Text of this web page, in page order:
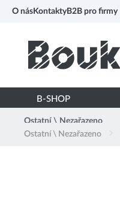
O nás Kontakty B2B pro firmy
B-SHOP
Ostatní \ Nezařazeno
Ostatní \ Nezařazeno